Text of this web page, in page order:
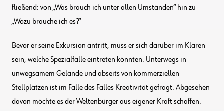
fließend: von „Was brauch ich unter allen Umständen“ hin zu
„Wozu brauche ich es?“
Bevor er seine Exkursion antritt, muss er sich darüber im Klaren
sein, welche Spezialfälle eintreten könnten. Unterwegs in
unwegsamem Gelände und abseits von kommerziellen
Stellplätzen ist im Falle des Falles Kreativität gefragt. Abgesehen
davon möchte es der Weltenbürger aus eigener Kraft schaffen.